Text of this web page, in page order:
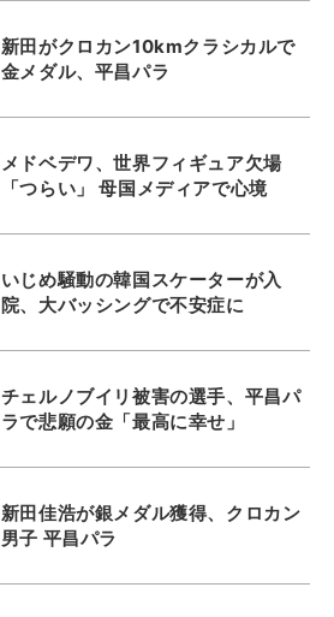
新田がクロカン10kmクラシカルで
金メダル、平昌パラ
メドベデワ、世界フィギュア欠場
「つらい」 母国メディアで心境
いじめ騒動の韓国スケーターが入
院、大バッシングで不安症に
チェルノブイリ被害の選手、平昌パ
ラで悲願の金「最高に幸せ」
新田佳浩が銀メダル獲得、クロカン
男子 平昌パラ